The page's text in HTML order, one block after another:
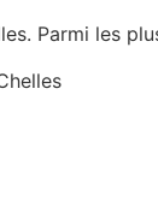
Parmi les